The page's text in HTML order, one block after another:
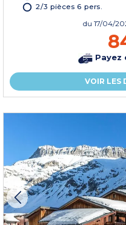
2/3 pièces 6 pers.
du 17/04/
Payez
VOIR LES